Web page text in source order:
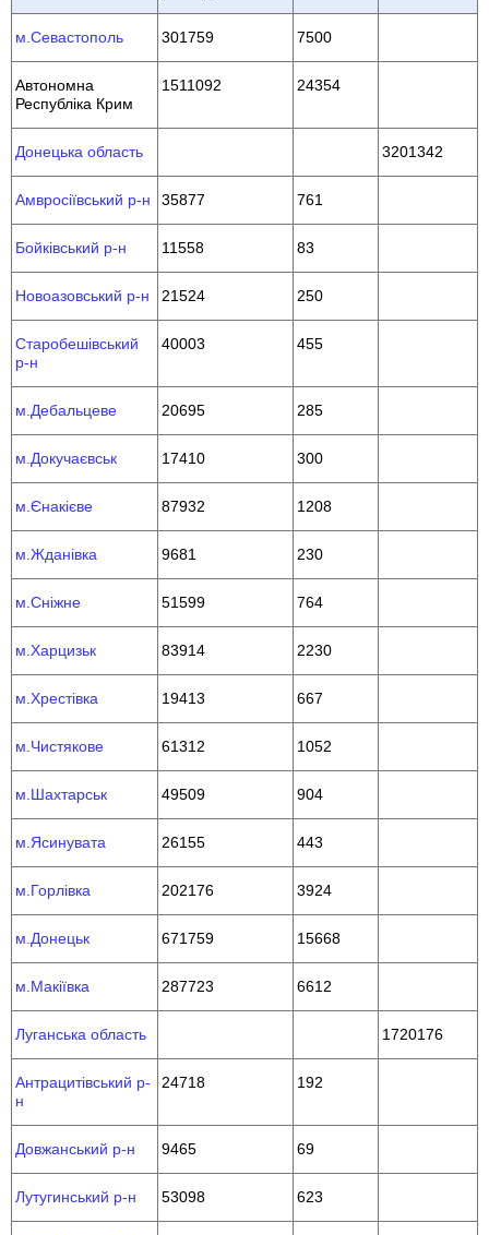
м.Севастополь 301759 7500
Автономна
Республіка Крим
1511092 24354
Донецька область 3201342
Амвросіївський р-н 35877 761
Бойківський р-н 11558 83
Новоазовський р-н 21524 250
Старобешівський
р-н
40003 455
м.Дебальцеве 20695 285
м.Докучаєвськ 17410 300
м.Єнакієве 87932 1208
м.Жданівка 9681 230
м.Сніжне 51599 764
м.Харцизьк 83914 2230
м.Хрестівка 19413 667
м.Чистякове 61312 1052
м.Шахтарськ 49509 904
м.Ясинувата 26155 443
м.Горлівка 202176 3924
м.Донецьк 671759 15668
м.Макіївка 287723 6612
Луганська область 1720176
Антрацитівський р-
н
24718 192
Довжанський р-н 9465 69
Лутугинський р-н 53098 623